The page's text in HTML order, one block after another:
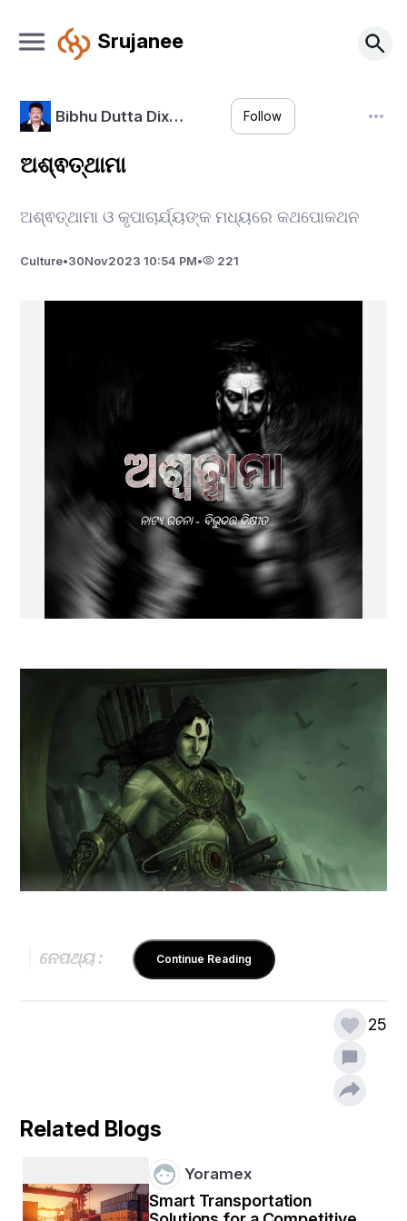
Srujanee
Bibhu Dutta Dix… Follow
ଅଶ୍ଵତ୍ଥାମା
ଅଶ୍ଵତ୍ଥାମା ଓ କୃପାଚାର୍ଯ୍ୟଙ୍କ ମଧ୍ୟରେ କଥପୋକଥନ
Culture•30Nov2023 10:54 PM• 221
ନେପଥ୍ୟ :
(ଝଡ଼ ଭଳି ମଞ୍ଚ ଭିତରକୁ ପ୍ରବେଶ କଲେ ଅଶ୍ଵତ୍ଥାମା ।)
ଅଶ୍ଵତ୍ଥାମା : ଯୁଧିଷ୍ଠିରଙ୍କର ଏହି ଅର୍ଦ୍ଧସତ୍ୟ ବଦଳାଇ
ଦେଲା ମୋ ଜୀବନର ଗତିପଥକୁ । ଯୁଧିଷ୍ଠିର ଯେତେବେଳେ
ମହାଭାରତ ରଣାଙ୍ଗନରେ କହିଲେ, “ନରେ ବା ଗୁଞ୍ଜରେ
ଅଶ୍ଵତ୍ଥାମା ହତ”, ସେତେବେଳେ ମୋ ପିତାଶ୍ରୀ
ଦ୍ରୋଣାଚାର୍ଯ୍ୟ ଯୁଦ୍ଧକ୍ଷେତ୍ରରେ ଛାଡ଼ିଦେଲେ ଅସ୍ତ୍ର ।
Continue Reading
25
Related Blogs
Yoramex
Smart Transportation